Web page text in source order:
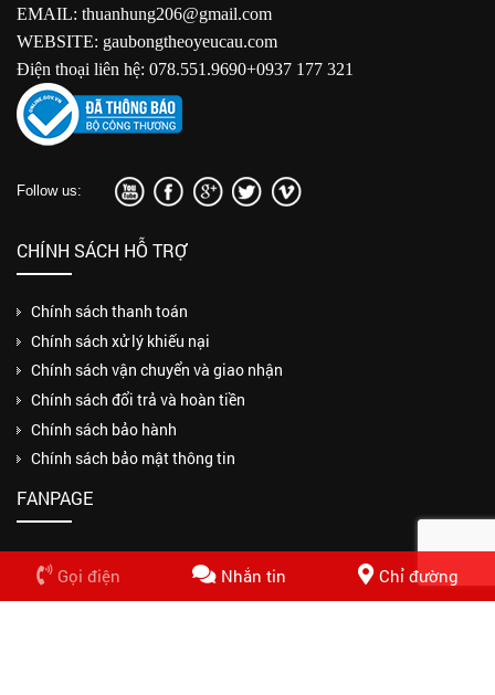
EMAIL: thuanhung206@gmail.com
WEBSITE: gaubongtheoyeucau.com
Điện thoại liên hệ: 078.551.9690+0937 177 321
Follow us:
CHÍNH SÁCH HỖ TRỢ
Chính sách thanh toán
Chính sách xử lý khiếu nại
Chính sách vận chuyển và giao nhận
Chính sách đổi trả và hoàn tiền
Chính sách bảo hành
Chính sách bảo mật thông tin
FANPAGE
Gọi điện Nhắn tin Chỉ đường